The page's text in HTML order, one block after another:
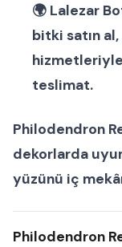
🌍 Lalezar
bitki satın al,
teslimat.
Philodendron
dekorlarda
yüzünü iç
Philodendron